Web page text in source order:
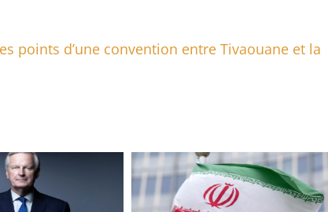
points d’une convention entre Tivaouane et la